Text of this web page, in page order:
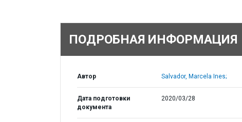
ПОДРОБНАЯ ИНФОРМАЦИЯ
Автор Salvador, Marcela Ines;
Дата подготовки
документа
2020/03/28